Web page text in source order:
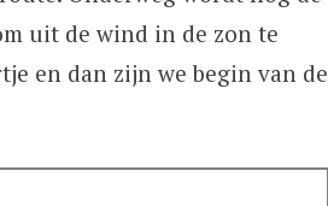
uit de wind in de zon te
en dan zijn we begin van de